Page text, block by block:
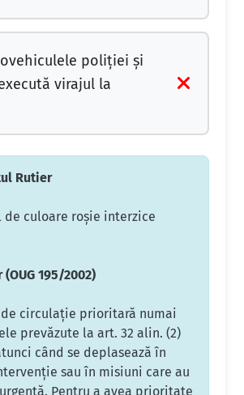
poliţiei şi
virajul la
Rutier
de culoare roşie interzice
195/2002)
de circulaţie prioritară numai
prevăzute la art. 32 alin. (2)
când se deplasează în
sau în misiuni care au
Pentru a avea prioritate